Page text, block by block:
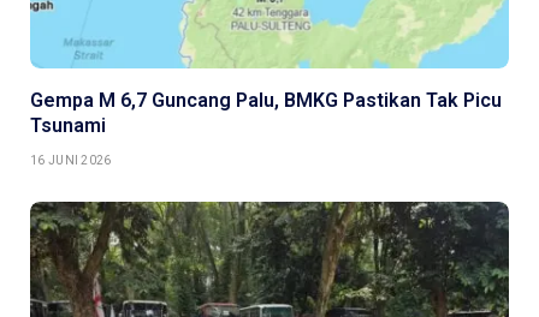
Gempa M 6,7 Guncang Palu, BMKG Pastikan Tak Picu
Tsunami
16 JUNI 2026